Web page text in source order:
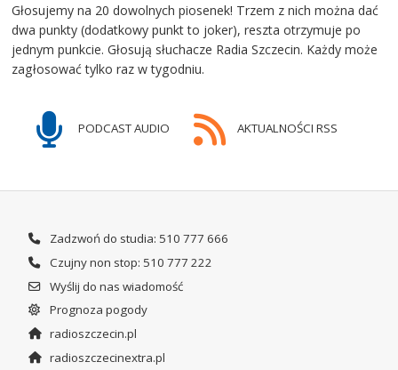
Głosujemy na 20 dowolnych piosenek! Trzem z nich można dać
dwa punkty (dodatkowy punkt to joker), reszta otrzymuje po
jednym punkcie. Głosują słuchacze Radia Szczecin. Każdy może
zagłosować tylko raz w tygodniu.
PODCAST AUDIO AKTUALNOŚCI RSS
Zadzwoń do studia: 510 777 666
Czujny non stop: 510 777 222
Wyślij do nas wiadomość
Prognoza pogody
radioszczecin.pl
radioszczecinextra.pl